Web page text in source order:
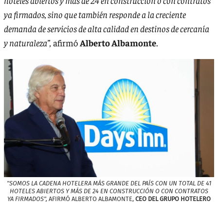
ya firmados, sino que también responde a la creciente
demanda de servicios de alta calidad en destinos de cercanía
y naturaleza”, afirmóAlberto Albamonte.
"SOMOS LA CADENA HOTELERA MÁS GRANDE DEL PAÍS CON UN TOTAL DE 41
HOTELES ABIERTOS Y MÁS DE 24 EN CONSTRUCCIÓN O CON CONTRATOS
YA FIRMADOS", AFIRMÓ ALBERTO ALBAMONTE, CEO DEL GRUPO HOTELERO